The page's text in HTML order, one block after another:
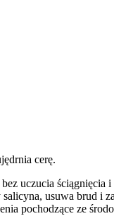
cerę.
uczucia
usuwa brud i
pochodzące ze